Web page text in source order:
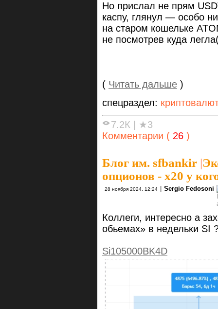
Но прислал не прям
каспу, глянул — особо
на старом кошельке
не посмотрев куда
( Читать дальше )
спецраздел:
7.2К
★3
Комментарии ( 26 )
Блог им. sfbankir |
опционов - х20 у
28 ноября 2024, 12:24 Sergio Fedosoni
Коллеги, интересно а
обьемах» в недельки SI
Si105000BK4D